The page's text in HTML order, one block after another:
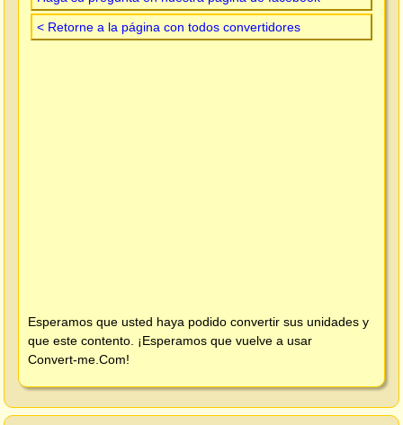
< Retorne a la página con todos convertidores
Esperamos que usted haya podido convertir sus unidades y
que este contento. ¡Esperamos que vuelve a usar
Convert-me.Com!